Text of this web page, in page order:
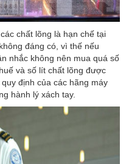
chất lõng là hạn chế tại
đáng có, vì thế nếu
nhắc không nên mua quá số
và số lít chất lõng được
định của các hãng máy
hành lý xách tay.